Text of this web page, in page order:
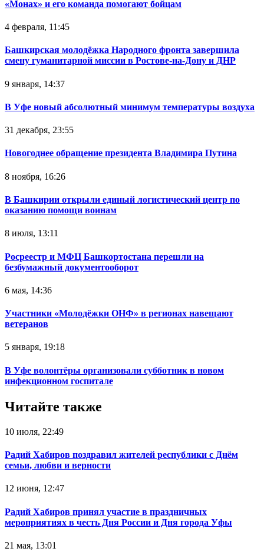
«Монах» и его команда помогают бойцам
4 февраля, 11:45
Башкирская молодёжка Народного фронта завершила
смену гуманитарной миссии в Ростове-на-Дону и ДНР
9 января, 14:37
В Уфе новый абсолютный минимум температуры воздуха
31 декабря, 23:55
Новогоднее обращение президента Владимира Путина
8 ноября, 16:26
В Башкирии открыли единый логистический центр по
оказанию помощи воинам
8 июля, 13:11
Росреестр и МФЦ Башкортостана перешли на
безбумажный документооборот
6 мая, 14:36
Участники «Молодёжки ОНФ» в регионах навещают
ветеранов
5 января, 19:18
В Уфе волонтёры организовали субботник в новом
инфекционном госпитале
Читайте также
10 июля, 22:49
Радий Хабиров поздравил жителей республики с Днём
семьи, любви и верности
12 июня, 12:47
Радий Хабиров принял участие в праздничных
мероприятиях в честь Дня России и Дня города Уфы
21 мая, 13:01